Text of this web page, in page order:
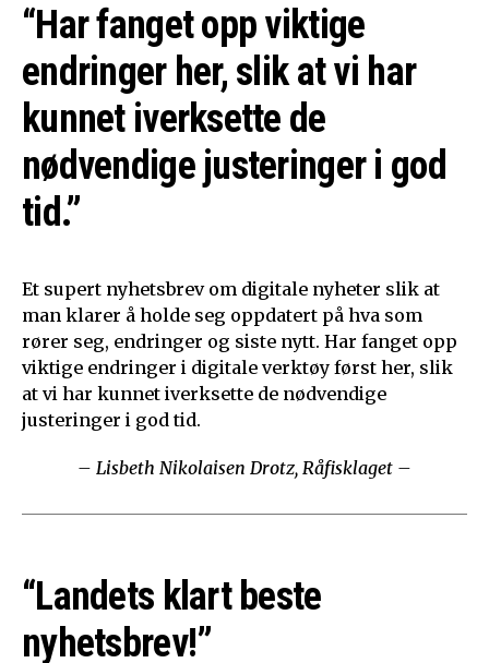
“Har fanget opp viktige
endringer her, slik at vi har
kunnet iverksette de
nødvendige justeringer i god
tid.”
Et supert nyhetsbrev om digitale nyheter slik at
man klarer å holde seg oppdatert på hva som
rører seg, endringer og siste nytt. Har fanget opp
viktige endringer i digitale verktøy først her, slik
at vi har kunnet iverksette de nødvendige
justeringer i god tid.
– Lisbeth Nikolaisen Drotz, Råfisklaget –
“Landets klart beste
nyhetsbrev!”